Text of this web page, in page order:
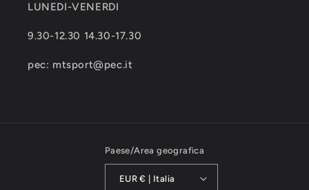
LUNEDI-VENERDI
9.30-12.30 14.30-17.30
pec: mtsport@pec.it
Paese/Area geografica
EUR € | Italia